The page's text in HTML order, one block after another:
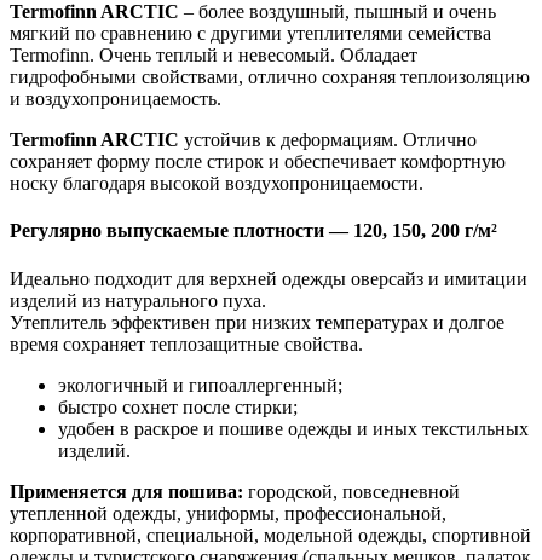
Termofinn ARCTIC – более воздушный, пышный и очень
мягкий по сравнению с другими утеплителями семейства
Termofinn. Очень теплый и невесомый. Обладает
гидрофобными свойствами, отлично сохраняя теплоизоляцию
и воздухопроницаемость.
Termofinn ARCTIC устойчив к деформациям. Отлично
сохраняет форму после стирок и обеспечивает комфортную
носку благодаря высокой воздухопроницаемости.
Регулярно выпускаемые плотности — 120, 150, 200 г/м²
Идеально подходит для верхней одежды оверсайз и имитации
изделий из натурального пуха.
Утеплитель эффективен при низких температурах и долгое
время сохраняет теплозащитные свойства.
экологичный и гипоаллергенный;
быстро сохнет после стирки;
удобен в раскрое и пошиве одежды и иных текстильных
изделий.
Применяется для пошива: городской, повседневной
утепленной одежды, униформы, профессиональной,
корпоративной, специальной, модельной одежды, спортивной